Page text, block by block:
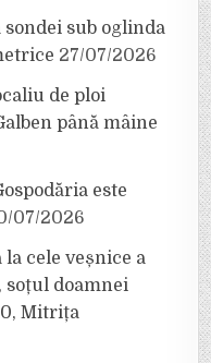
sub oglinda
27/07/2026
de ploi
până mâine
este
07/2026
cele veșnice a
doamnei
Mitrița